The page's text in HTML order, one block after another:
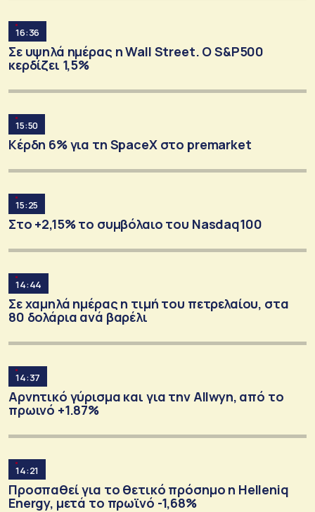
16:36
Σε υψηλά ημέρας η Wall Street. Ο S&P500
κερδίζει 1,5%
15:50
Κέρδη 6% για τη SpaceX στο premarket
15:25
Στο +2,15% το συμβόλαιο του Nasdaq100
14:44
Σε χαμηλά ημέρας η τιμή του πετρελαίου, στα
80 δολάρια ανά βαρέλι
14:37
Αρνητικό γύρισμα και για την Allwyn, από το
πρωινό +1.87%
14:21
Προσπαθεί για το θετικό πρόσημο η Helleniq
Energy, μετά το πρωϊνό -1,68%